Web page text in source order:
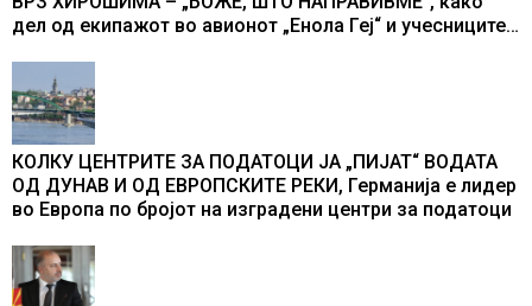
дел од екипажот во авионот „Енола Геј“ и учесниците
промени текот на историјата
КОЛКУ ЦЕНТРИТЕ ЗА ПОДАТОЦИ ЈА „ПИЈАТ“ ВОДАТА
ОД ДУНАВ И ОД ЕВРОПСКИТЕ РЕКИ, Германија е лидер
во Европа по бројот на изградени центри за податоци